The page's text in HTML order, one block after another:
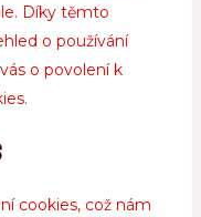
Díky těmto
o používání
o povolení k
cookies, což nám